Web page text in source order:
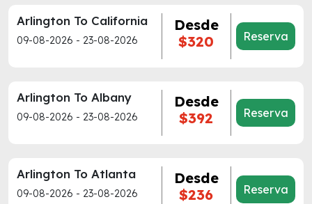
Arlington To California
09-08-2026 - 23-08-2026
Desde
$320
Reserva
Arlington To Albany
09-08-2026 - 23-08-2026
Desde
$392
Reserva
Arlington To Atlanta
09-08-2026 - 23-08-2026
Desde
$236
Reserva